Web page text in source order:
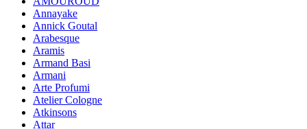
Annayake
Annick Goutal
Arabesque
Aramis
Armand Basi
Armani
Arte Profumi
Atelier Cologne
Atkinsons
Attar